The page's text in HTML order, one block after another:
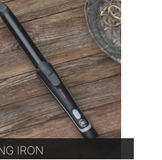
IRON